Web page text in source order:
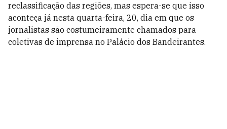
reclassificação das regiões, mas espera-se que isso
aconteça já nesta quarta-feira, 20, dia em que os
jornalistas são costumeiramente chamados para
coletivas de imprensa no Palácio dos Bandeirantes.